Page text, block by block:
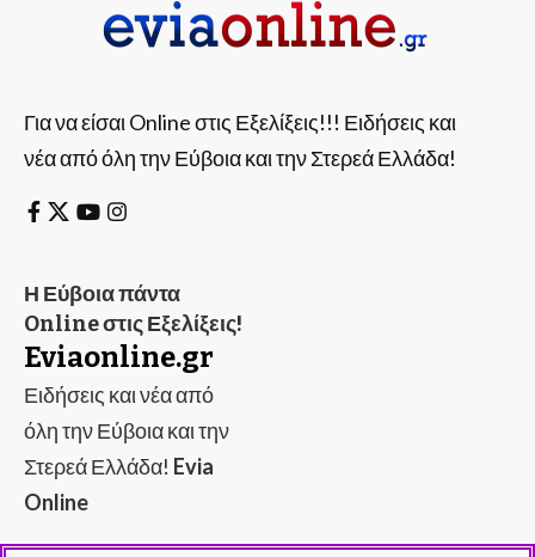
Για να είσαι Online στις Εξελίξεις!!! Ειδήσεις και
νέα από όλη την Εύβοια και την Στερεά Ελλάδα!
Η Εύβοια πάντα
Online στις Εξελίξεις!
Eviaonline.gr
Ειδήσεις και νέα από
όλη την Εύβοια και την
Στερεά Ελλάδα! Evia
Online